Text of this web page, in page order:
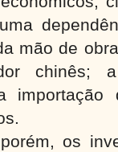
mão de
chinês;
importação
os